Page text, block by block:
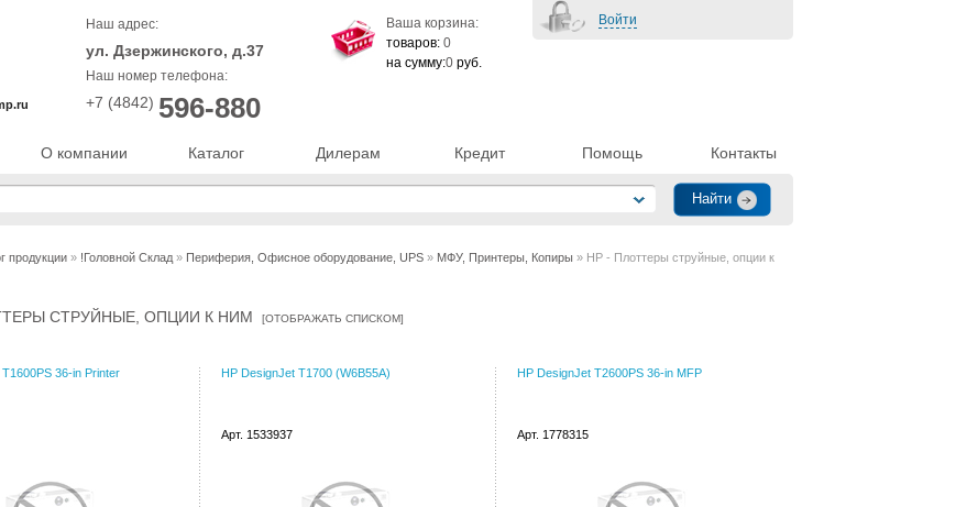
О компании Каталог Дилерам Кредит Помощь Контакты
Наш адрес:
ул. Дзержинского, д.37
Наш номер телефона:
+7 (4842) 596-880
Войти
Ваша корзина:
товаров: 0
на сумму:0 руб.
продукции » !Головной Склад » Периферия, Офисное оборудование, UPS » МФУ, Принтеры, Копиры » HP - Плоттеры струйные, опции к
СТРУЙНЫЕ, ОПЦИИ К НИМ [ОТОБРАЖАТЬ СПИСКОМ]
36-in Printer HP DesignJet T1700 (W6B55A)
Арт. 1533937
HP DesignJet T2600PS 36-in MFP
Арт. 1778315